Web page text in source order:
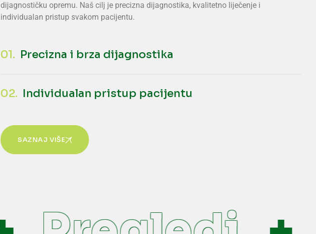
dijagnostičku opremu. Naš cilj je precizna dijagnostika, kvalitetno liječenje i
individualan pristup svakom pacijentu.
01. Precizna i brza dijagnostika
02. Individualan pristup pacijentu
SAZNAJ VIŠE